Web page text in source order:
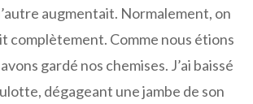
augmentait. Normalement, on
complètement. Comme nous étions
gardé nos chemises. J’ai baissé
dégageant une jambe de son